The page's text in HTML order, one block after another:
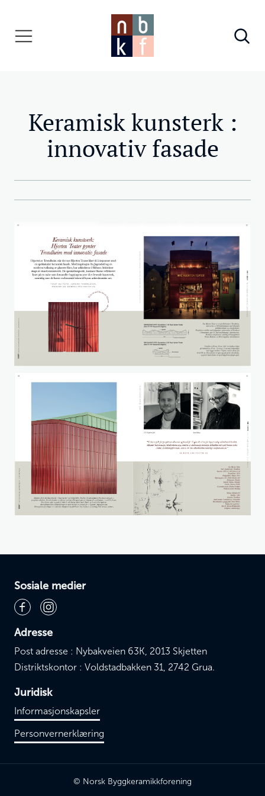
Keramisk kunsterk :
innovativ fasade
Sosiale medier
Adresse
Post adresse : Nybakveien 63K, 2013 Skjetten
Distriktskontor : Voldstadbakken 31, 2742 Grua.
Juridisk
Informasjonskapsler
Personvernerklæring
© Norsk Byggkeramikkforening